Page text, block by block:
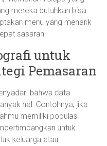
mereka butuhkan bisa
menu yang menarik
sasaran.
untuk
Pemasaran
bahwa data
hal. Contohnya, jika
memiliki populasi
untuk
keluarga atau